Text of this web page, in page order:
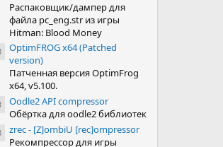
Распаковщик/дампер для
файла pc_eng.str из игры
Hitman: Blood Money
Иконка ресурса
OptimFROG x64 (Patched
version)
Патченная версия OptimFrog
x64, v5.100.
Иконка ресурса
Oodle2 API compressor
Обёртка для oodle2 библиотек
Иконка ресурса
zrec - [Z]ombiU [rec]ompressor
Рекомпрессор для игры